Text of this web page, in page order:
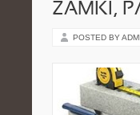
ZAMKI,
POSTED BY